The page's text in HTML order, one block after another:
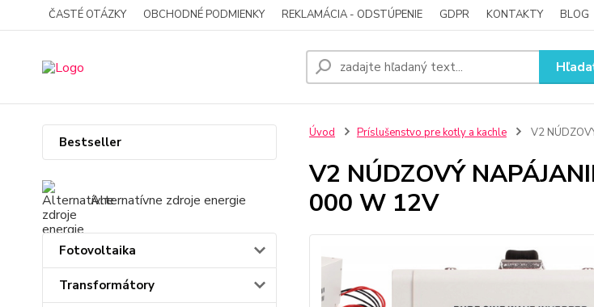
ČASTÉ OTÁZKY OBCHODNÉ PODMIENKY REKLAMÁCIA - ODSTÚPENIE GDPR KONTAKTY BLOG
Bestseller
Alternatívne zdroje energie
Fotovoltaika
Transformátory
Úvod Príslušenstvo pre kotly a kachle V2
V2 NÚDZOVÝ
000 W 12V